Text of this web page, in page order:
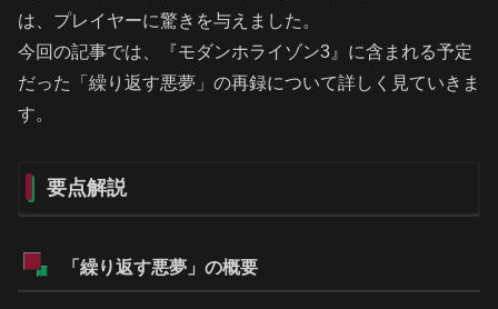
は、プレイヤーに驚きを与えました。
今回の記事では、『モダンホライゾン3』に含まれる予定
だった「繰り返す悪夢」の再録について詳しく見ていきま
す。
要点解説
「繰り返す悪夢」の概要